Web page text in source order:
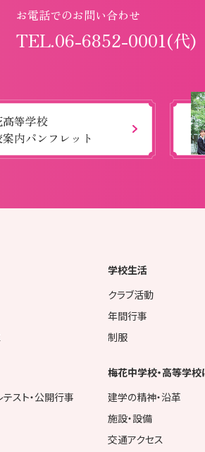
お電話でのお問い合わせ
TEL.06-6852-0001(代)
等学校
内パンフレット
テスト・公開行事
学校生活
クラブ活動
年間行事
制服
梅花中学校・高等学校
建学の精神・沿革
施設・設備
交通アクセス